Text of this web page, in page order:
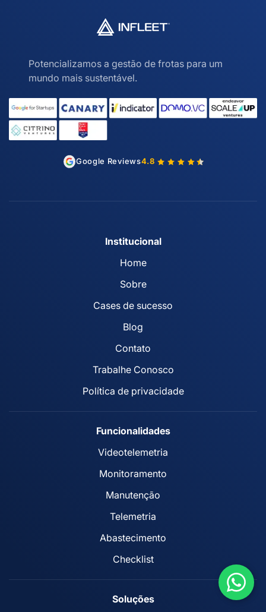
Potencializamos a gestão de frotas para um
mundo mais sustentável.
Google Reviews4.8
Institucional
Home
Sobre
Cases de sucesso
Blog
Contato
Trabalhe Conosco
Política de privacidade
Funcionalidades
Videotelemetria
Monitoramento
Manutenção
Telemetria
Abastecimento
Checklist
Soluções